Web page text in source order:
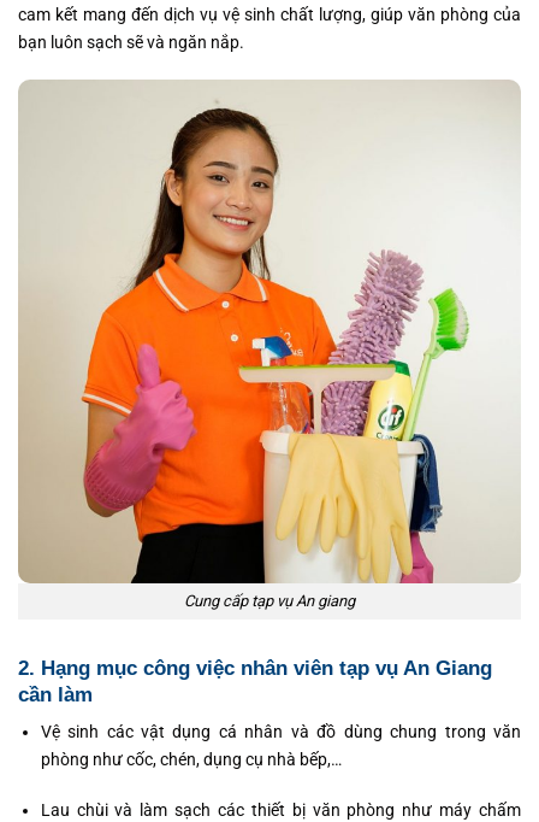
cam kết mang đến dịch vụ vệ sinh chất lượng, giúp văn phòng của
bạn luôn sạch sẽ và ngăn nắp.
Cung cấp tạp vụ An giang
2. Hạng mục công việc nhân viên tạp vụ An Giang
cần làm
Vệ sinh các vật dụng cá nhân và đồ dùng chung trong văn
phòng như cốc, chén, dụng cụ nhà bếp,…
Lau chùi và làm sạch các thiết bị văn phòng như máy chấm